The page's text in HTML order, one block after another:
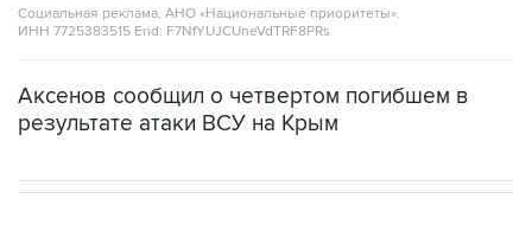
Социальная реклама, АНО «Национальные приоритеты».
ИНН 7725383515 Erid: F7NfYUJCUneVdTRF8PRs
Аксенов сообщил о четвертом погибшем в
результате атаки ВСУ на Крым